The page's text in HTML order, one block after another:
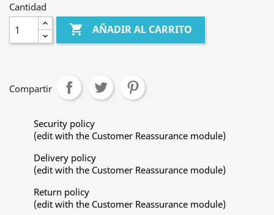
Cantidad
 AÑADIR AL CARRITO
Compartir
Security policy
(edit with the Customer Reassurance module)
Delivery policy
(edit with the Customer Reassurance module)
Return policy
(edit with the Customer Reassurance module)